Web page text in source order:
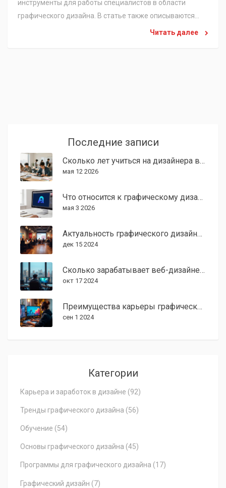
инструменты для работы специалистов в области
графического дизайна. В статье также описываются
возможности карьерного роста и советы по улучшению
Читать далее
Последние записи
Сколько лет учиться на дизайнера в США: сроки обучения, стоимость и путь к карьере
мая 12 2026
Что относится к графическому дизайну: сферы, задачи и заработок в 2026 году
мая 3 2026
Актуальность графического дизайна в современном мире
дек 15 2024
Сколько зарабатывает веб-дизайнер в США в 2024 году?
окт 17 2024
Преимущества карьеры графического дизайнера
сен 1 2024
Категории
Карьера и заработок в дизайне (92)
Тренды графического дизайна (56)
Обучение (54)
Основы графического дизайна (45)
Программы для графического дизайна (17)
Графический дизайн (7)